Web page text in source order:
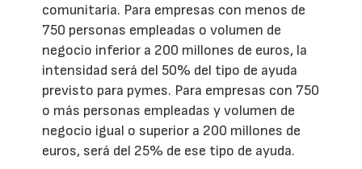
comunitaria. Para empresas con menos de
750 personas empleadas o volumen de
negocio inferior a 200 millones de euros, la
intensidad será del 50% del tipo de ayuda
previsto para pymes. Para empresas con 750
o más personas empleadas y volumen de
negocio igual o superior a 200 millones de
euros, será del 25% de ese tipo de ayuda.